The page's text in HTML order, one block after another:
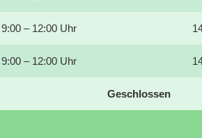
9:00 – 12:00 Uhr
9:00 – 12:00 Uhr
Geschlossen